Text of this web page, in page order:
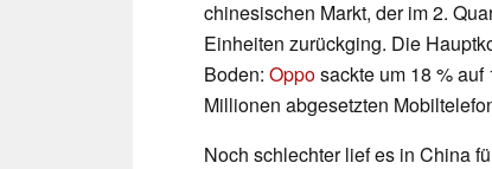
chinesischen Markt, der im 2.
Einheiten zurückging. Die
Boden: Opposackte um 18 %
Millionen abgesetzten
Noch schlechter lief es in China